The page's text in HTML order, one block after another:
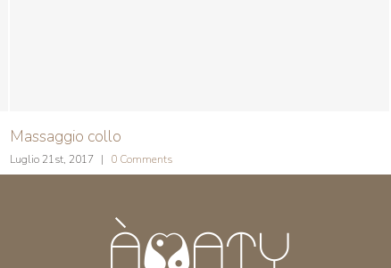
Massaggio collo
Luglio 21st, 2017 | 0 Comments